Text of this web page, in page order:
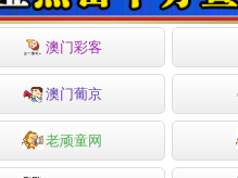
澳门彩客
澳门葡京
老顽童网